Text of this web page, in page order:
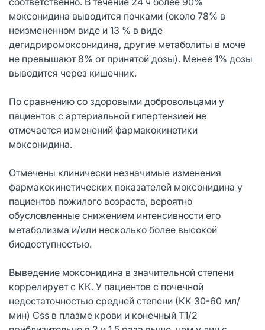
моксонидина выводится почками (около 78% в
неизмененном виде и 13 % в виде
дегидриромоксонидина, другие метаболиты в моче
не превышают 8% от принятой дозы). Менее 1% дозы
выводится через кишечник.
По сравнению со здоровыми добровольцами у
пациентов с артериальной гипертензией не
отмечается изменений фармакокинетики
моксонидина.
Отмечены клинически незначимые изменения
фармакокинетических показателей моксонидина у
пациентов пожилого возраста, вероятно
обусловленные снижением интенсивности его
метаболизма и/или несколько более высокой
биодоступностью.
Выведение моксонидина в значительной степени
коррелирует с КК. У пациентов с почечной
недостаточностью средней степени (КК 30-60 мл/
мин) Css в плазме крови и конечный T1/2